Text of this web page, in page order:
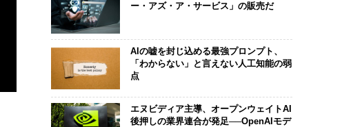
ー・アズ・ア・サービス」の販売だ
AIの嘘を封じ込める最強プロンプト、
「わからない」と言えない人工知能の弱
点
エヌビディア主導、オープンウェイトAI
後押しの業界連合が発足──OpenAIモデ